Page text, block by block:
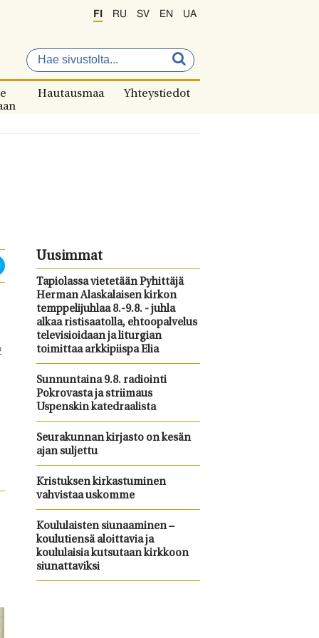
FI RU SV EN UA
Hautausmaa Yhteystiedot
Uusimmat
Tapiolassa vietetään Pyhittäjä
Herman Alaskalaisen kirkon
temppelijuhlaa 8.-9.8. - juhla
alkaa ristisaatolla, ehtoopalvelus
televisioidaan ja liturgian
toimittaa arkkipiispa Elia
Sunnuntaina 9.8. radiointi
Pokrovasta ja striimaus
Uspenskin katedraalista
Seurakunnan kirjasto on kesän
ajan suljettu
Kristuksen kirkastuminen
vahvistaa uskomme
Koululaisten siunaaminen –
koulutiensä aloittavia ja
koululaisia kutsutaan kirkkoon
siunattaviksi